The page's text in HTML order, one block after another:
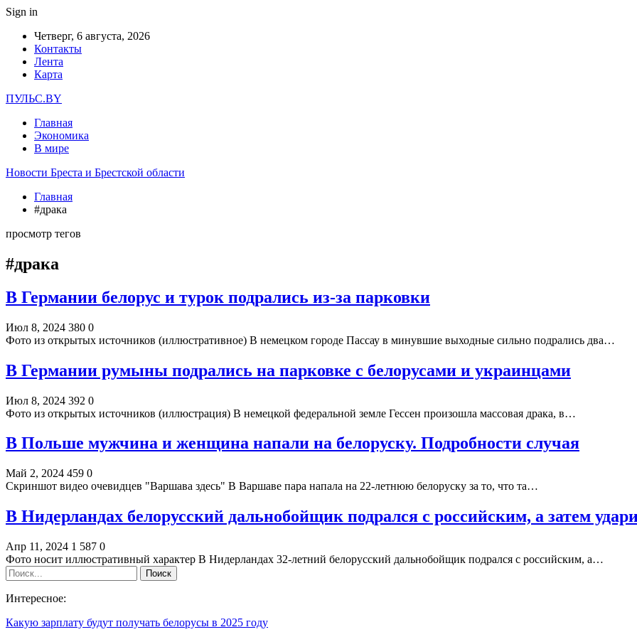
Sign in
Четверг, 6 августа, 2026
Контакты
Лента
Карта
ПУЛЬС.BY
Главная
Экономика
В мире
Новости Бреста и Брестской области
Главная
#драка
просмотр тегов
#драка
В Германии белорус и турок подрались из-за парковки
Июл 8, 2024 380 0
Фото из открытых источников (иллюстративное) В немецком городе Пассау в минувшие выходные сильно подрались два…
В Германии румыны подрались на парковке с белорусами и украинцами
Июл 8, 2024 392 0
Фото из открытых источников (иллюстрация) В немецкой федеральной земле Гессен произошла массовая драка, в…
В Польше мужчина и женщина напали на белоруску. Подробности случая
Май 2, 2024 459 0
Скриншот видео очевидцев "Варшава здесь" В Варшаве пара напала на 22-летнюю белоруску за то, что та…
В Нидерландах белорусский дальнобойщик подрался с российским, а затем
Апр 11, 2024 1 587 0
Фото носит иллюстративный характер В Нидерландах 32-летний белорусский дальнобойщик подрался с российским, а…
Интересное:
Какую зарплату будут получать белорусы в 2025 году